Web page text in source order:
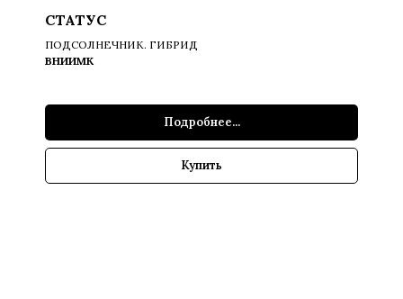
СТАТУС
ПОДСОЛНЕЧНИК. ГИБРИД
ВНИИМК
Подробнее...
Купить